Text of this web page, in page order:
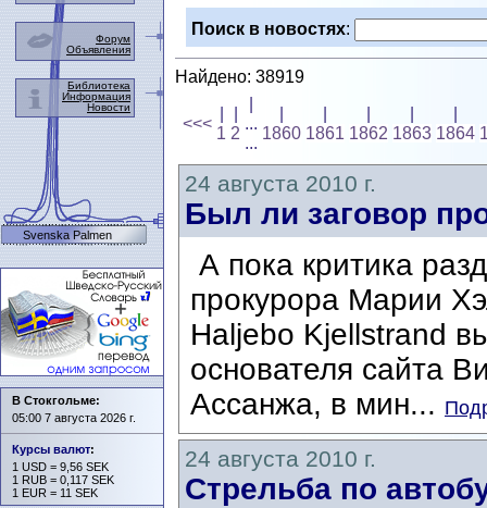
Поиск в новостях:
Найдено: 38919
<<<
1 2
...
...
1860 1861 1862 1863 1864
24 августа 2010 г.
Был ли заговор
А пока критика
прокурора Марии
Haljebo Kjellstrand
основателя сайта
Ассанжа, в мин...
24 августа 2010 г.
Стрельба по
Форум
Объявления
Библиотека
Информация
Новости
Svenska Palmen
В Стокгольме:
05:00 7 августа 2026 г.
Курсы валют:
1 USD = 9,56 SEK
1 RUB = 0,117 SEK
1 EUR = 11 SEK